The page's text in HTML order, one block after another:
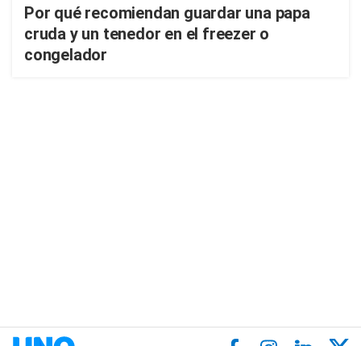
Por qué recomiendan guardar una papa
cruda y un tenedor en el freezer o
congelador